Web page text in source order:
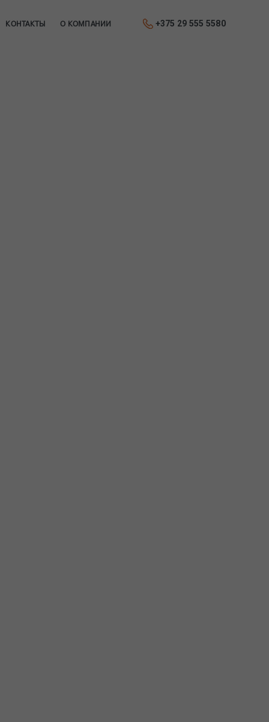
КОНТАКТЫ О КОМПАНИИ +375 29 555 5580